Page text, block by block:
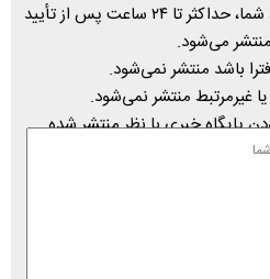
* دیدگاه‌های ارسال شده توسط شما، حداکثر تا ۲۴ ساعت پس از تأیید
می‌شود.
باشد منتشر نمی‌شود.
غیرمرتبط منتشر نمی‌شود.
پایگاه خبری با نظر منتشر شده